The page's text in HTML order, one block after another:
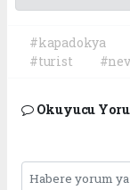
#kapadokya
#turist
Okuyucu